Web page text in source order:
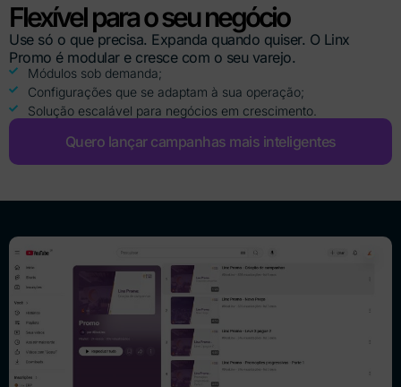
Flexível para o seu negócio
Use só o que precisa. Expanda quando quiser. O Linx
Promo é modular e cresce com o seu varejo.
Módulos sob demanda;
Configurações que se adaptam à sua operação;
Solução escalável para negócios em crescimento.
Quero lançar campanhas mais inteligentes